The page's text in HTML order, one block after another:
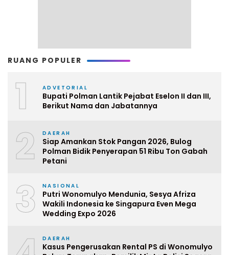
RUANG POPULER
1 ADVETORIAL
Bupati Polman Lantik Pejabat Eselon II dan III,
Berikut Nama dan Jabatannya
2 DAERAH
Siap Amankan Stok Pangan 2026, Bulog
Polman Bidik Penyerapan 51 Ribu Ton Gabah
Petani
3 NASIONAL
Putri Wonomulyo Mendunia, Sesya Afriza
Wakili Indonesia ke Singapura Even Mega
Wedding Expo 2026
DAERAH
Kasus Pengerusakan Rental PS di Wonomulyo